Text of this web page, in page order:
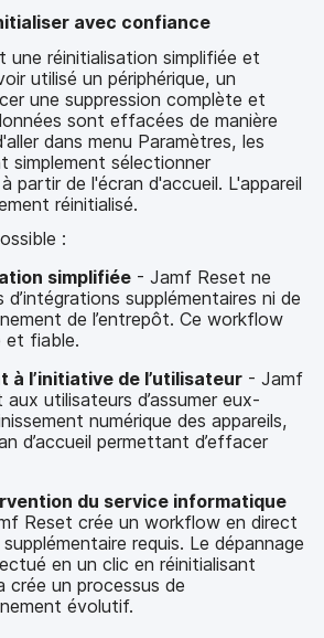
avec confiance
une réinitialisation simplifiée et
utilisé un périphérique, un
une suppression complète et
sont effacées de manière
dans menu Paramètres, les
simplement sélectionner
partir de l'écran d'accueil. L'appareil
réinitialisé.
:
simplifiée - Jamf Reset ne
d’intégrations supplémentaires ni de
de l’entrepôt. Ce workflow
et fiable.
à l’initiative de l’utilisateur - Jamf
utilisateurs d’assumer eux-
numérique des appareils,
d’accueil permettant d’effacer
du service informatique
Reset crée un workflow en direct
requis. Le dépannage
en un clic en réinitialisant
crée un processus de
évolutif.